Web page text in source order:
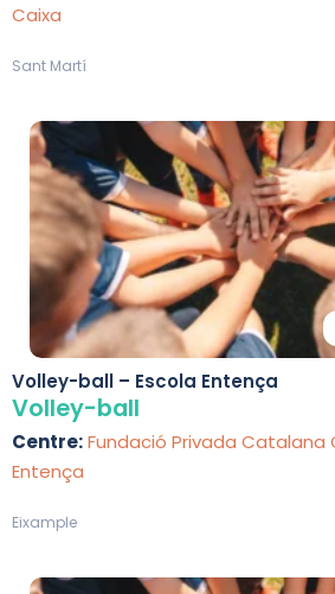
Caixa
Sant Martí
Volley-ball – Escola Entença
Volley-ball
Centre:Fundació Privada Catalana
Entença
Eixample